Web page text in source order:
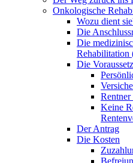
Onkologische
Wozu dient
Die
Die
Die
Keine
Der Antrag
Die Kosten